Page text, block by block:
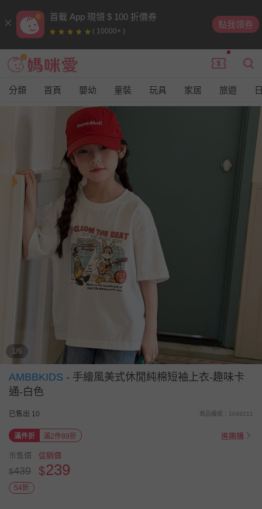
首載 App 現領 $ 100 折價券
( 10000+ )
點我領券
分類 首頁 嬰幼 童裝 玩具 家居 旅遊
1/6
AMBBKIDS - 手繪風美式休閒純棉短袖上衣-趣味卡
通-白色
已售出 10 商品編號：1049211
滿件折 滿2件89折 進團購
市售價
$439
促銷價
$239
54折